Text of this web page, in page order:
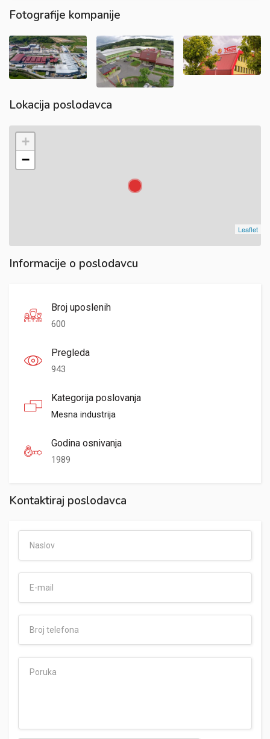
Fotografije kompanije
Lokacija poslodavca
+
−
Leaflet
Informacije o poslodavcu
Broj uposlenih
600
Pregleda
943
Kategorija poslovanja
Mesna industrija
Godina osnivanja
1989
Kontaktiraj poslodavca